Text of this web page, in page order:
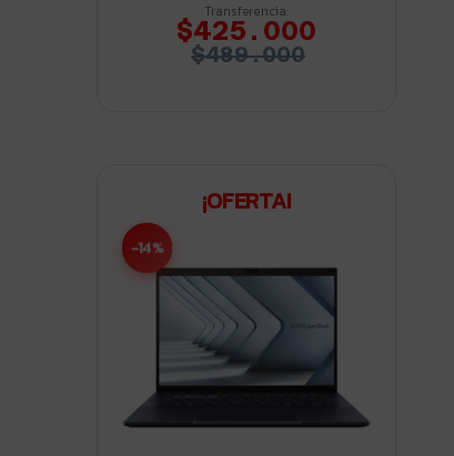
Transferencia:
$425.000
$489.000
¡OFERTA!
-14%